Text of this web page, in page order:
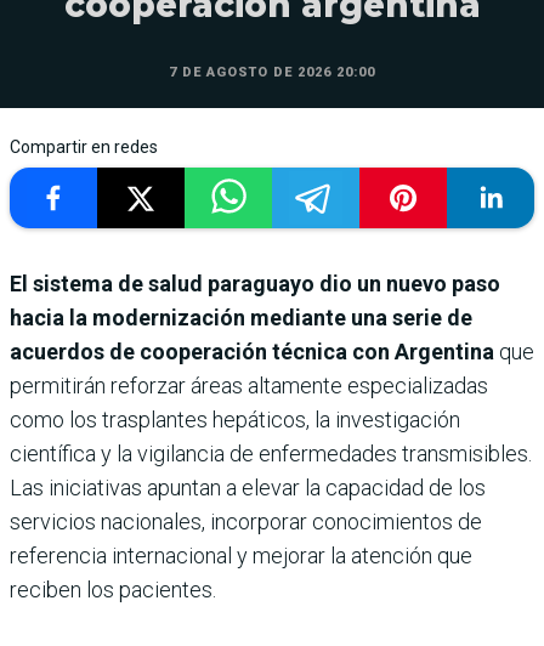
7 DE AGOSTO DE 2026 20:00
Compartir en redes
El sistema de salud paraguayo dio un nuevo paso
hacia la modernización mediante una serie de
acuerdos de cooperación técnica con Argentina que
permitirán reforzar áreas altamente especializadas
como los trasplantes hepáticos, la investigación
científica y la vigilancia de enfermedades transmisibles.
Las iniciativas apuntan a elevar la capacidad de los
servicios nacionales, incorporar conocimientos de
referencia internacional y mejorar la atención que
reciben los pacientes.